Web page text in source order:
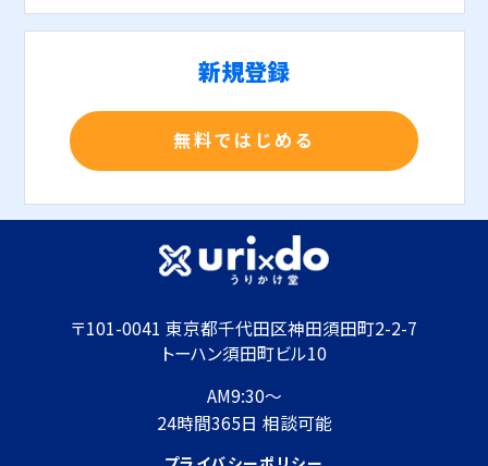
新規登録
無料ではじめる
〒101-0041 東京都千代田区神田須田町2-2-7
トーハン須田町ビル10
AM9:30～
24時間365日 相談可能